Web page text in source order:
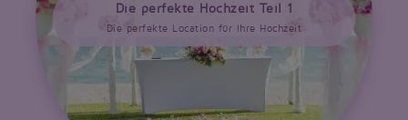
Die perfekte Hochzeit Teil 1
Die perfekte Location für Ihre Hochzeit